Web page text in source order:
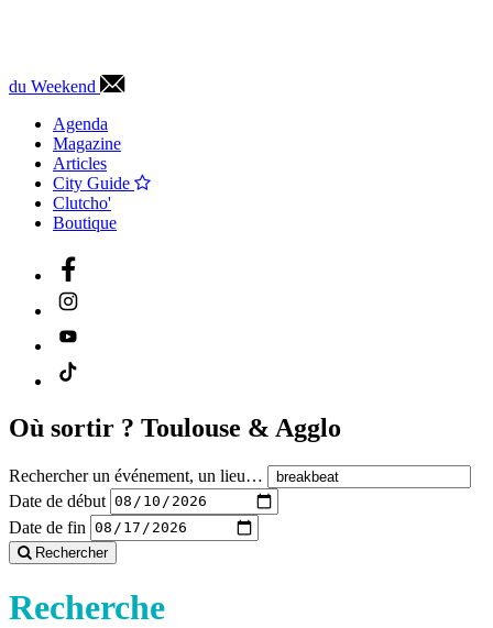
du Weekend
Agenda
Magazine
Articles
City Guide
Clutcho'
Boutique
Où sortir ? Toulouse & Agglo
Rechercher un événement, un lieu…
Date de début
Date de fin
Rechercher
Recherche